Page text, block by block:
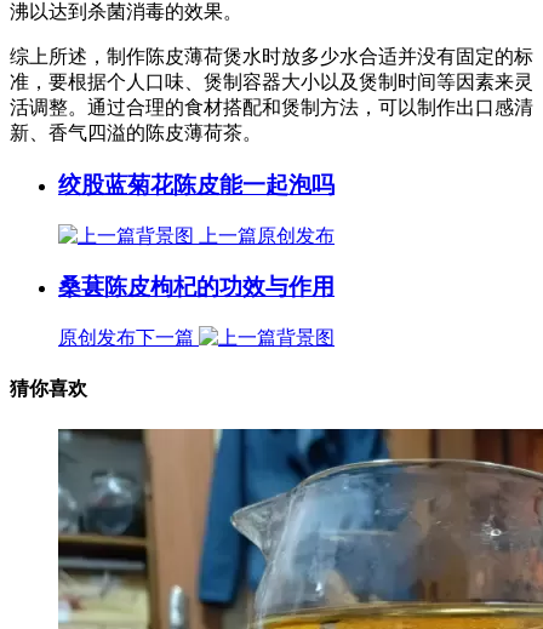
沸以达到杀菌消毒的效果。
综上所述，制作陈皮薄荷煲水时放多少水合适并没有固定的标
准，要根据个人口味、煲制容器大小以及煲制时间等因素来灵
活调整。通过合理的食材搭配和煲制方法，可以制作出口感清
新、香气四溢的陈皮薄荷茶。
绞股蓝菊花陈皮能一起泡吗
上一篇原创发布
桑葚陈皮枸杞的功效与作用
原创发布下一篇
猜你喜欢